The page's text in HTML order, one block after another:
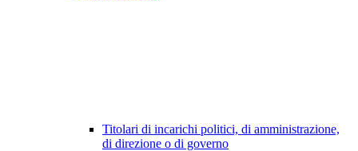
Titolari di incarichi politici, di amministrazione,
di direzione o di governo